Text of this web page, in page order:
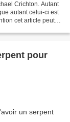
Crichton. Autant
autant celui-ci est
cet article peut
pour